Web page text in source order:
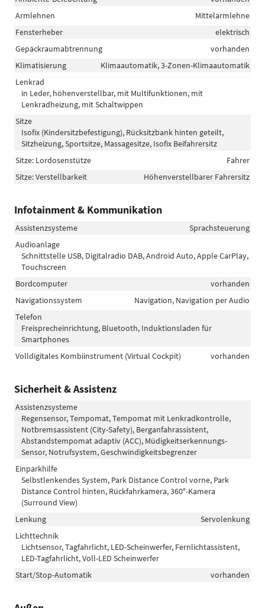
Armlehnen
Mittelarmlehne
Fensterheber
elektrisch
Gepäckraumabtrennung
vorhanden
Klimatisierung
Klimaautomatik, 3-Zonen-Klimaautomatik
Lenkrad
in Leder, höhenverstellbar, mit Multifunktionen, mit
Lenkradheizung, mit Schaltwippen
Sitze
Isofix (Kindersitzbefestigung), Rücksitzbank hinten geteilt,
Sitzheizung, Sportsitze, Massagesitze, Isofix Beifahrersitz
Sitze: Lordosenstütze
Fahrer
Sitze: Verstellbarkeit
Höhenverstellbarer Fahrersitz
Infotainment & Kommunikation
Assistenzsysteme
Sprachsteuerung
Audioanlage
Schnittstelle USB, Digitalradio DAB, Android Auto, Apple CarPlay,
Touchscreen
Bordcomputer
vorhanden
Navigationssystem
Navigation, Navigation per Audio
Telefon
Freisprecheinrichtung, Bluetooth, Induktionsladen für
Smartphones
Volldigitales Kombiinstrument (Virtual Cockpit)
vorhanden
Sicherheit & Assistenz
Assistenzsysteme
Regensensor, Tempomat, Tempomat mit Lenkradkontrolle,
Notbremsassistent (City-Safety), Berganfahrassistent,
Abstandstempomat adaptiv (ACC), Müdigkeitserkennungs-
Sensor, Notrufsystem, Geschwindigkeitsbegrenzer
Einparkhilfe
Selbstlenkendes System, Park Distance Control vorne, Park
Distance Control hinten, Rückfahrkamera, 360°-Kamera
(Surround View)
Lenkung
Servolenkung
Lichttechnik
Lichtsensor, Tagfahrlicht, LED-Scheinwerfer, Fernlichtassistent,
LED-Tagfahrlicht, Voll-LED Scheinwerfer
Start/Stop-Automatik
vorhanden